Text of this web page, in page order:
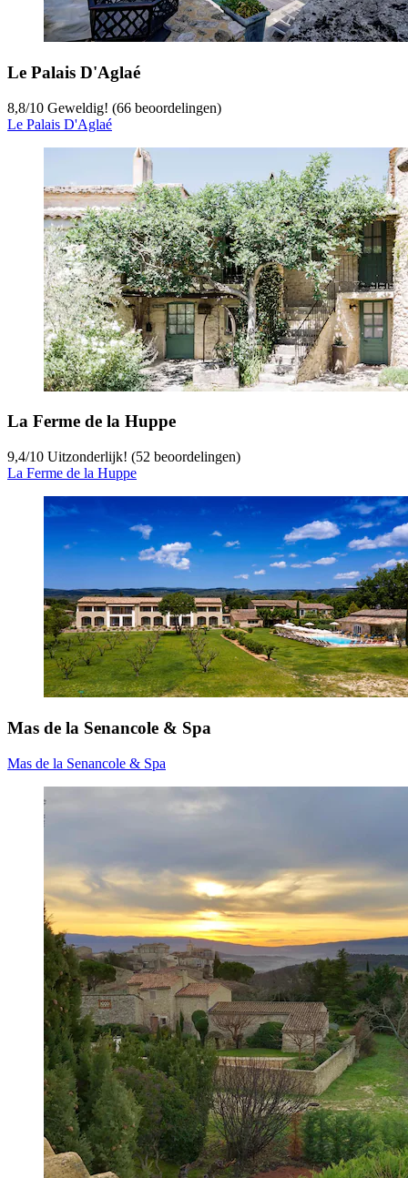
Le Palais D'Aglaé
8,8/10 Geweldig! (66 beoordelingen)
Le Palais D'Aglaé
La Ferme de la Huppe
9,4/10 Uitzonderlijk! (52 beoordelingen)
La Ferme de la Huppe
Mas de la Senancole & Spa
Mas de la Senancole & Spa